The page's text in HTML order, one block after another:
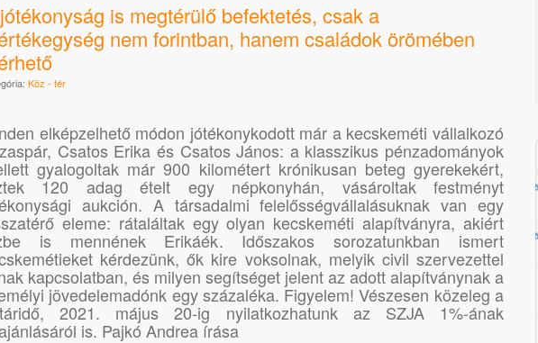
is megtérülő befektetés, csak a
nem forintban, hanem családok örömében
Köz - tér
elképzelhető módon jótékonykodott már a kecskeméti vállalkozó
Csatos Erika és Csatos János: a klasszikus pénzadományok
gyalogoltak már 900 kilométert krónikusan beteg gyerekekért,
120 adag ételt egy népkonyhán, vásároltak festményt
aukción. A társadalmi felelősségvállalásuknak van egy
eleme: rátaláltak egy olyan kecskeméti alapítványra, akiért
is mennének Erikáék. Időszakos sorozatunkban ismert
kérdezünk, ők kire voksolnak, melyik civil szervezettel
kapcsolatban, és milyen segítséget jelent az adott alapítványnak a
jövedelemadónk egy százaléka. Figyelem! Vészesen közeleg a
2021. május 20-ig nyilatkozhatunk az SZJA 1%-ának
is. Pajkó Andrea írása